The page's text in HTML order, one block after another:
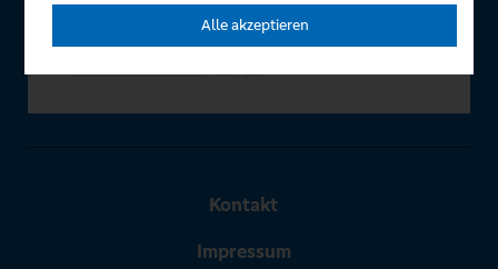
Kontakt
Impressum
Alle akzeptieren